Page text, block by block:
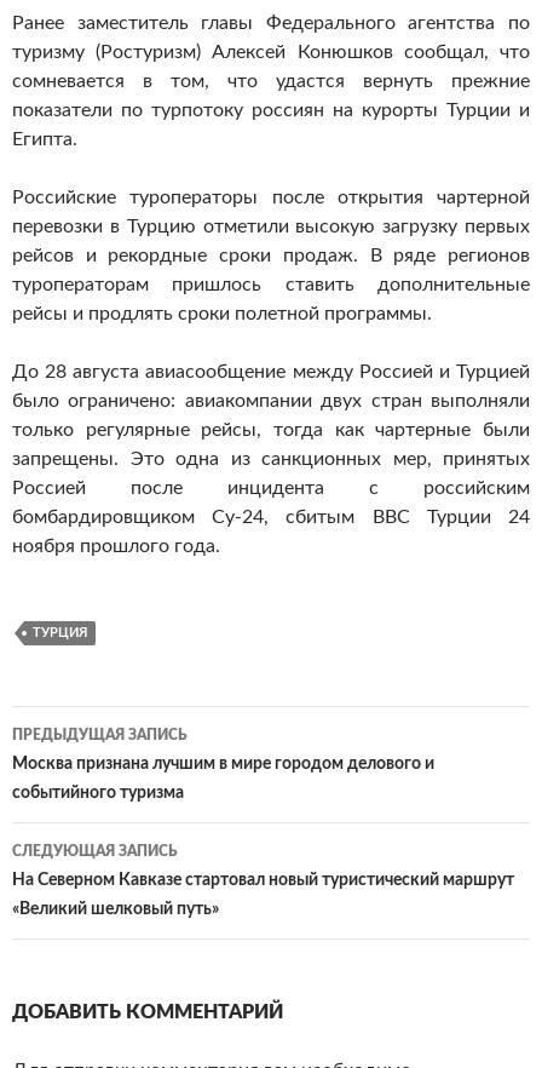
Ранее заместитель главы Федерального агентства по
туризму (Ростуризм) Алексей Конюшков сообщал, что
сомневается в том, что удастся вернуть прежние
показатели по турпотоку россиян на курорты Турции и
Египта.
Российские туроператоры после открытия чартерной
перевозки в Турцию отметили высокую загрузку первых
рейсов и рекордные сроки продаж. В ряде регионов
туроператорам пришлось ставить дополнительные
рейсы и продлять сроки полетной программы.
До 28 августа авиасообщение между Россией и Турцией
было ограничено: авиакомпании двух стран выполняли
только регулярные рейсы, тогда как чартерные были
запрещены. Это одна из санкционных мер, принятых
Россией после инцидента с российским
бомбардировщиком Су-24, сбитым ВВС Турции 24
ноября прошлого года.
ТУРЦИЯ
Навигация
записям
ПРЕДЫДУЩАЯ ЗАПИСЬ
Москва признана лучшим в мире городом делового и
событийного туризма
СЛЕДУЮЩАЯ ЗАПИСЬ
На Северном Кавказе стартовал новый туристический маршрут
«Великий шелковый путь»
ДОБАВИТЬ КОММЕНТАРИЙ